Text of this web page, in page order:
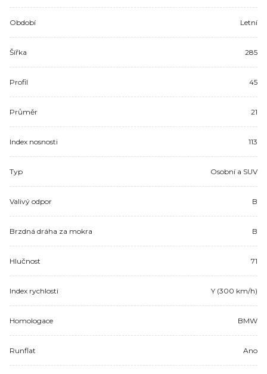
Období Letní
Šířka 285
Profil 45
Průměr 21
Index nosnosti 113
Typ Osobní a SUV
Valivý odpor B
Brzdná dráha za mokra B
Hlučnost 71
Index rychlosti Y (300 km/h)
Homologace BMW
Runflat Ano